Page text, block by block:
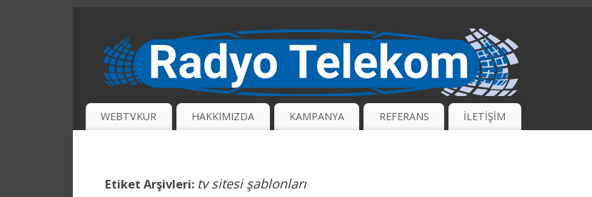
WEBTVKUR HAKKIMIZDA KAMPANYA REFERANS İLETİŞİM
Etiket Arşivleri: tv sitesi şablonları